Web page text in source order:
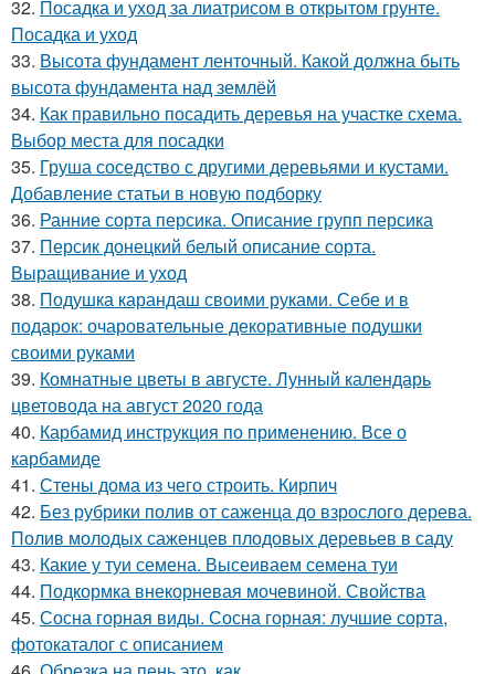
32. Посадка и уход за лиатрисом в открытом грунте.
Посадка и уход
33. Высота фундамент ленточный. Какой должна быть
высота фундамента над землёй
34. Как правильно посадить деревья на участке схема.
Выбор места для посадки
35. Груша соседство с другими деревьями и кустами.
Добавление статьи в новую подборку
36. Ранние сорта персика. Описание групп персика
37. Персик донецкий белый описание сорта.
Выращивание и уход
38. Подушка карандаш своими руками. Себе и в
подарок: очаровательные декоративные подушки
своими руками
39. Комнатные цветы в августе. Лунный календарь
цветовода на август 2020 года
40. Карбамид инструкция по применению. Все о
карбамиде
41. Стены дома из чего строить. Кирпич
42. Без рубрики полив от саженца до взрослого дерева.
Полив молодых саженцев плодовых деревьев в саду
43. Какие у туи семена. Высеиваем семена туи
44. Подкормка внекорневая мочевиной. Свойства
45. Сосна горная виды. Сосна горная: лучшие сорта,
фотокаталог с описанием